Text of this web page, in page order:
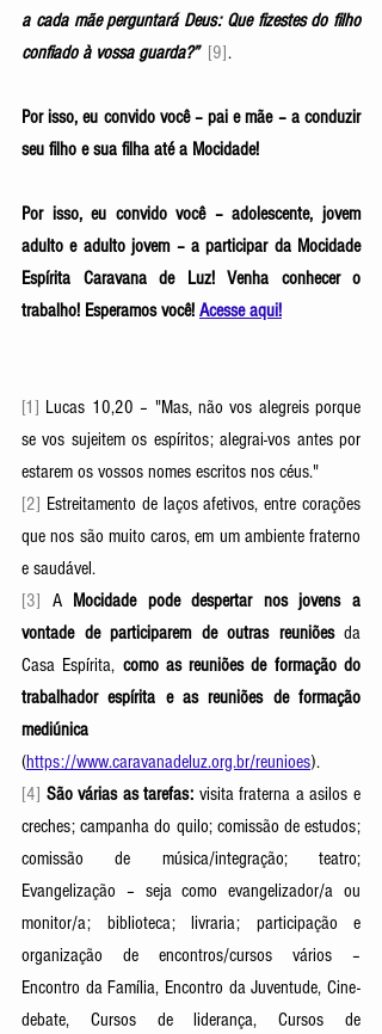
a cada mãe perguntará Deus: Que fizestes do filho
confiado à vossa guarda?” [9].
Por isso, eu convido você – pai e mãe – a conduzir
seu filho e sua filha até a Mocidade!
Por isso, eu convido você – adolescente, jovem
adulto e adulto jovem – a participar da Mocidade
Espírita Caravana de Luz! Venha conhecer o
trabalho! Esperamos você! Acesse aqui!
[1] Lucas 10,20 – "Mas, não vos alegreis porque
se vos sujeitem os espíritos; alegrai-vos antes por
estarem os vossos nomes escritos nos céus."
[2] Estreitamento de laços afetivos, entre corações
que nos são muito caros, em um ambiente fraterno
e saudável.
[3] A Mocidade pode despertar nos jovens a
vontade de participarem de outras reuniões da
Casa Espírita, como as reuniões de formação do
trabalhador espírita e as reuniões de formação
mediúnica
(https://www.caravanadeluz.org.br/reunioes).
[4] São várias as tarefas: visita fraterna a asilos e
creches; campanha do quilo; comissão de estudos;
comissão de música/integração; teatro;
Evangelização – seja como evangelizador/a ou
monitor/a; biblioteca; livraria; participação e
organização de encontros/cursos vários –
Encontro da Família, Encontro da Juventude, Cine-
debate, Cursos de liderança, Cursos de